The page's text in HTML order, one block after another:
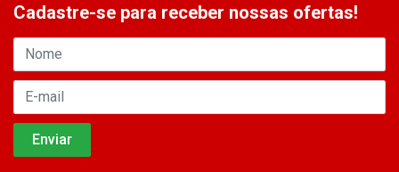
Cadastre-se para receber nossas ofertas!